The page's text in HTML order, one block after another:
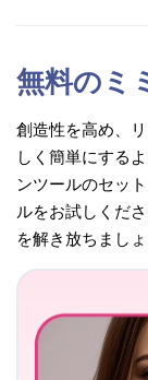
無料のミ
創造性を高め、
しく簡単にする
ンツールのセッ
ルをお試しくだ
を解き放ちましょ